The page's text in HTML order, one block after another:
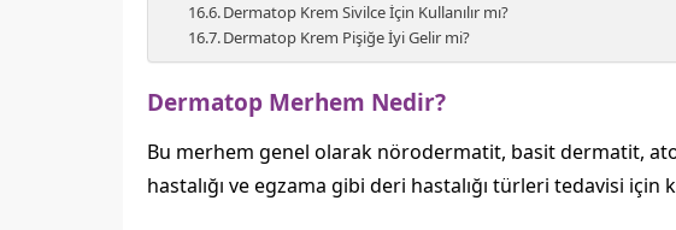
Dermatop Krem Sivilce İçin Kullanılır mı?
Dermatop Krem Pişiğe İyi Gelir mi?
Dermatop Merhem Nedir?
Bu merhem genel olarak nörodermatit, basit dermatit,
hastalığı ve egzama gibi deri hastalığı türleri tedavisi için